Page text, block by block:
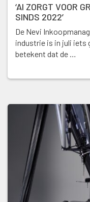
‘AI ZORGT VOOR
SINDS 2022’
De Nevi
industrie is in juli iets
betekent dat de …